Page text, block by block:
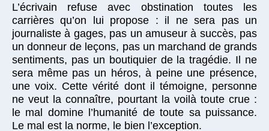
L’écrivain refuse avec obstination toutes les
carrières qu’on lui propose : il ne sera pas un
journaliste à gages, pas un amuseur à succès, pas
un donneur de leçons, pas un marchand de grands
sentiments, pas un boutiquier de la tragédie. Il ne
sera même pas un héros, à peine une présence,
une voix. Cette vérité dont il témoigne, personne
ne veut la connaître, pourtant la voilà toute crue :
le mal domine l’humanité de toute sa puissance.
Le mal est la norme, le bien l’exception.